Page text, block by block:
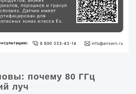
почему 80 ГГц
луч